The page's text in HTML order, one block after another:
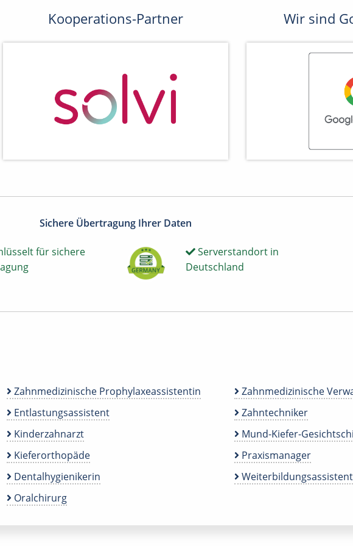
Kooperations-Partner Wir sind
Sichere Übertragung Ihrer Daten
für sichere
Serverstandort in
Deutschland
Zahnmedizinische Prophylaxeassistentin
Entlastungsassistent
Kinderzahnarzt
Kieferorthopäde
Dentalhygienikerin
Oralchirurg
Zahnmedizinische
Zahntechniker
Mund-Kiefer-
Praxismanager
Weiterbildungsassistent